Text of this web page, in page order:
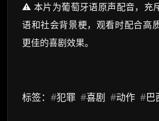
⚠️ 本片为葡萄牙语原声配音，充
语和社会背景梗，观看时配合高
更佳的喜剧效果。
标签： #犯罪 #喜剧 #动作 #巴